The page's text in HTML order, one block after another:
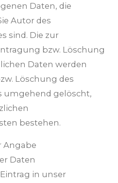
Daten, die
Autor des
sind. Die zur
bzw. Löschung
Daten werden
Löschung des
umgehend gelöscht,
bestehen.
Angabe
Daten
in unser